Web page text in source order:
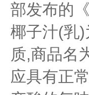
部发布的
椰子汁(乳
质,商品名
应具有正